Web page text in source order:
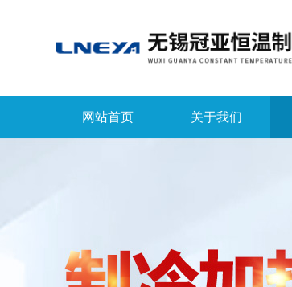
网站首页 关于我们